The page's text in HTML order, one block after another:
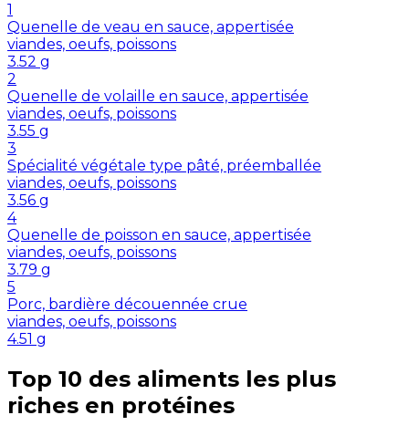
1
Quenelle de veau en sauce, appertisée
viandes, oeufs, poissons
3.52 g
2
Quenelle de volaille en sauce, appertisée
viandes, oeufs, poissons
3.55 g
3
Spécialité végétale type pâté, préemballée
viandes, oeufs, poissons
3.56 g
4
Quenelle de poisson en sauce, appertisée
viandes, oeufs, poissons
3.79 g
5
Porc, bardière découennée crue
viandes, oeufs, poissons
4.51 g
Top 10 des aliments les plus
riches en protéines